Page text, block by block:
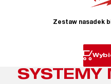
Zestaw nasadek
SYSTEMY